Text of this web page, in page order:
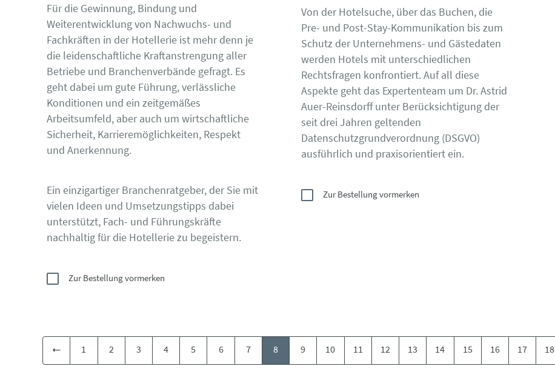
Für die Gewinnung, Bindung und
Weiterentwicklung von Nachwuchs- und
Fachkräften in der Hotellerie ist mehr denn je
die leidenschaftliche Kraftanstrengung aller
Betriebe und Branchenverbände gefragt. Es
geht dabei um gute Führung, verlässliche
Konditionen und ein zeitgemäßes
Arbeitsumfeld, aber auch um wirtschaftliche
Sicherheit, Karrieremöglichkeiten, Respekt
und Anerkennung.
Ein einzigartiger Branchenratgeber, der Sie mit
vielen Ideen und Umsetzungstipps dabei
unterstützt, Fach- und Führungskräfte
nachhaltig für die Hotellerie zu begeistern.
Zur Bestellung vormerken
Von der Hotelsuche, über das Buchen, die
Pre- und Post-Stay-Kommunikation bis zum
Schutz der Unternehmens- und Gästedaten
werden Hotels mit unterschiedlichen
Rechtsfragen konfrontiert. Auf all diese
Aspekte geht das Expertenteam um Dr. Astrid
Auer-Reinsdorff unter Berücksichtigung der
seit drei Jahren geltenden
Datenschutzgrundverordnung (DSGVO)
ausführlich und praxisorientiert ein.
Zur Bestellung vormerken
1 2 3 4 5 6 7 8 9 10 11 12 13 14 15 16 17 18